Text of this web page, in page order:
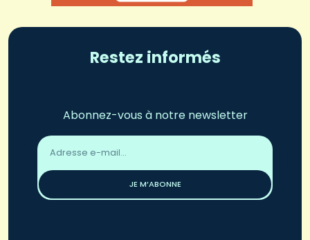
Restez informés
Abonnez-vous à notre newsletter
Adresse
email
JE M’ABONNE